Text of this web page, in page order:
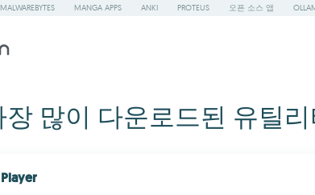
MALWAREBYTES MANGA APPS ANKI PROTEUS 오픈 소스 앱
많이 다운로드된 유틸